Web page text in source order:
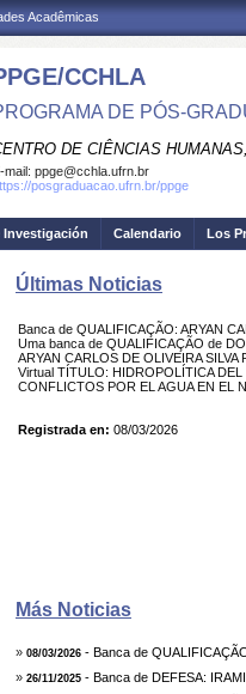
Acadêmicas
CCHLA
DE PÓS-
DE CIÊNCIAS
mail: ppge@cchla.ufrn.br
posgraduacao.ufrn.br/ppge
Investigación Calendario Los
Últimas Noticias
Banca de QUALIFICAÇÃO: ARYAN
Uma banca de QUALIFICAÇÃO de
ARYAN CARLOS DE OLIVEIRA
Virtual TÍTULO: HIDROPOLÍTICA
CONFLICTOS POR EL AGUA EN EL
Registrada en: 08/03/2026
Más Noticias
» 08/03/2026 - Banca de
» 26/11/2025 - Banca de DEFESA: